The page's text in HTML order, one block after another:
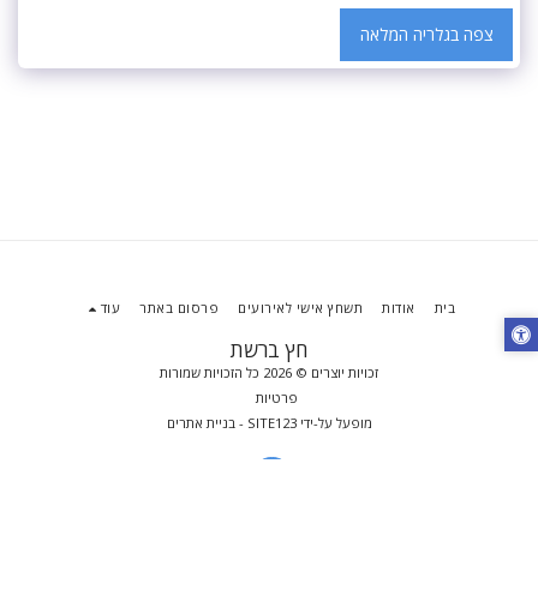
צפה בגלריה המלאה
חץ ברשת
זכויות יוצרים © 2026 כל הזכויות שמורות
פרטיות
מופעל על-ידיSITE123
- בניית אתרים
בית אודות תשחץ אישי לאירועים פרסום באתר עוד